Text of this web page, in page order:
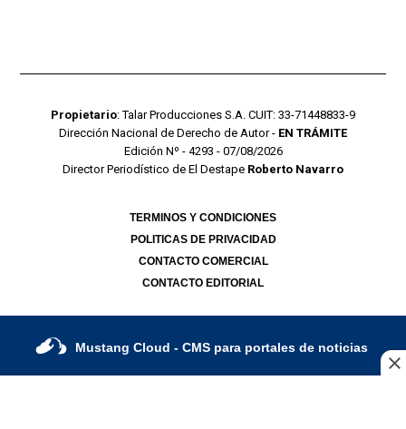
Propietario: Talar Producciones S.A. CUIT: 33-71448833-9
Dirección Nacional de Derecho de Autor - EN TRÁMITE
Edición Nº - 4293 - 07/08/2026
Director Periodístico de El Destape Roberto Navarro
TERMINOS Y CONDICIONES
POLITICAS DE PRIVACIDAD
CONTACTO COMERCIAL
CONTACTO EDITORIAL
Mustang Cloud - CMS para portales de noticias